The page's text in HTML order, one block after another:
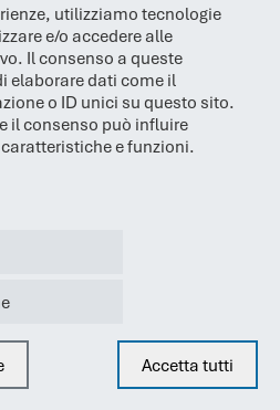
correlati
cos’è,
europea
UE 2025/40 per imballaggi
Finance
cos’è e come
utilizziamo tecnologie
e/o accedere alle
Il consenso a queste
elaborare dati come il
o ID unici su questo sito.
il consenso può influire
e funzioni.
Accetta tutti